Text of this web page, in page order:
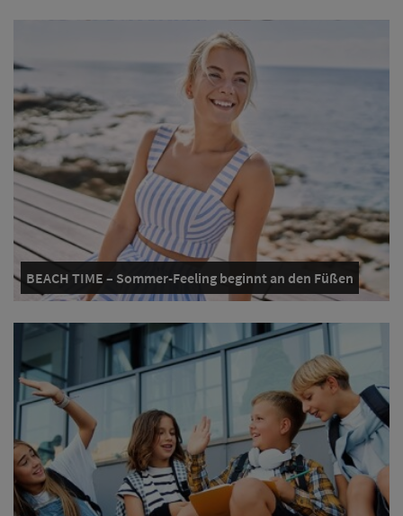
BEACH TIME – Sommer-Feeling beginnt an den Füßen